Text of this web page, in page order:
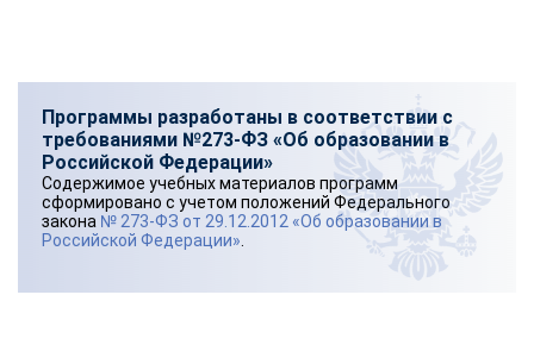
Программы разработаны в соответствии с
требованиями №273-ФЗ «Об образовании в
Российской Федерации»
Содержимое учебных материалов программ
сформировано с учетом положений Федерального
закона № 273-ФЗ от 29.12.2012 «Об образовании в
Российской Федерации»